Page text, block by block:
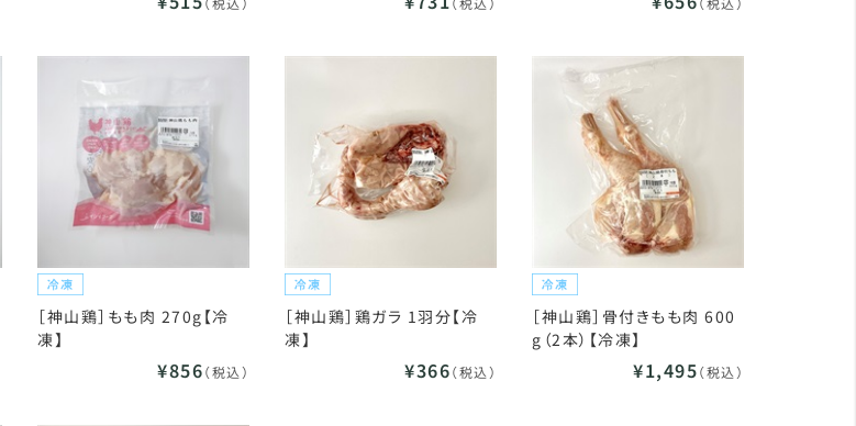
［神山鶏］もも肉 270g【冷
凍】
¥856（税込）
［神山鶏］鶏ガラ 1羽分【冷
凍】
¥366（税込）
［神山鶏］骨付きもも肉 600
g（2本）【冷凍】
¥1,495（税込）